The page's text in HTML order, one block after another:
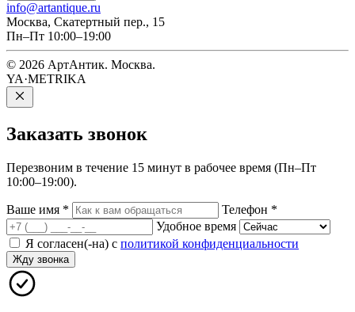
info@artantique.ru
Москва, Скатертный пер., 15
Пн–Пт 10:00–19:00
© 2026 АртАнтик. Москва.
YA·METRIKA
Заказать звонок
Перезвоним в течение 15 минут в рабочее время (Пн–Пт
10:00–19:00).
Ваше имя * Телефон *
Удобное время
Я согласен(-на) с политикой конфиденциальности
Жду звонка